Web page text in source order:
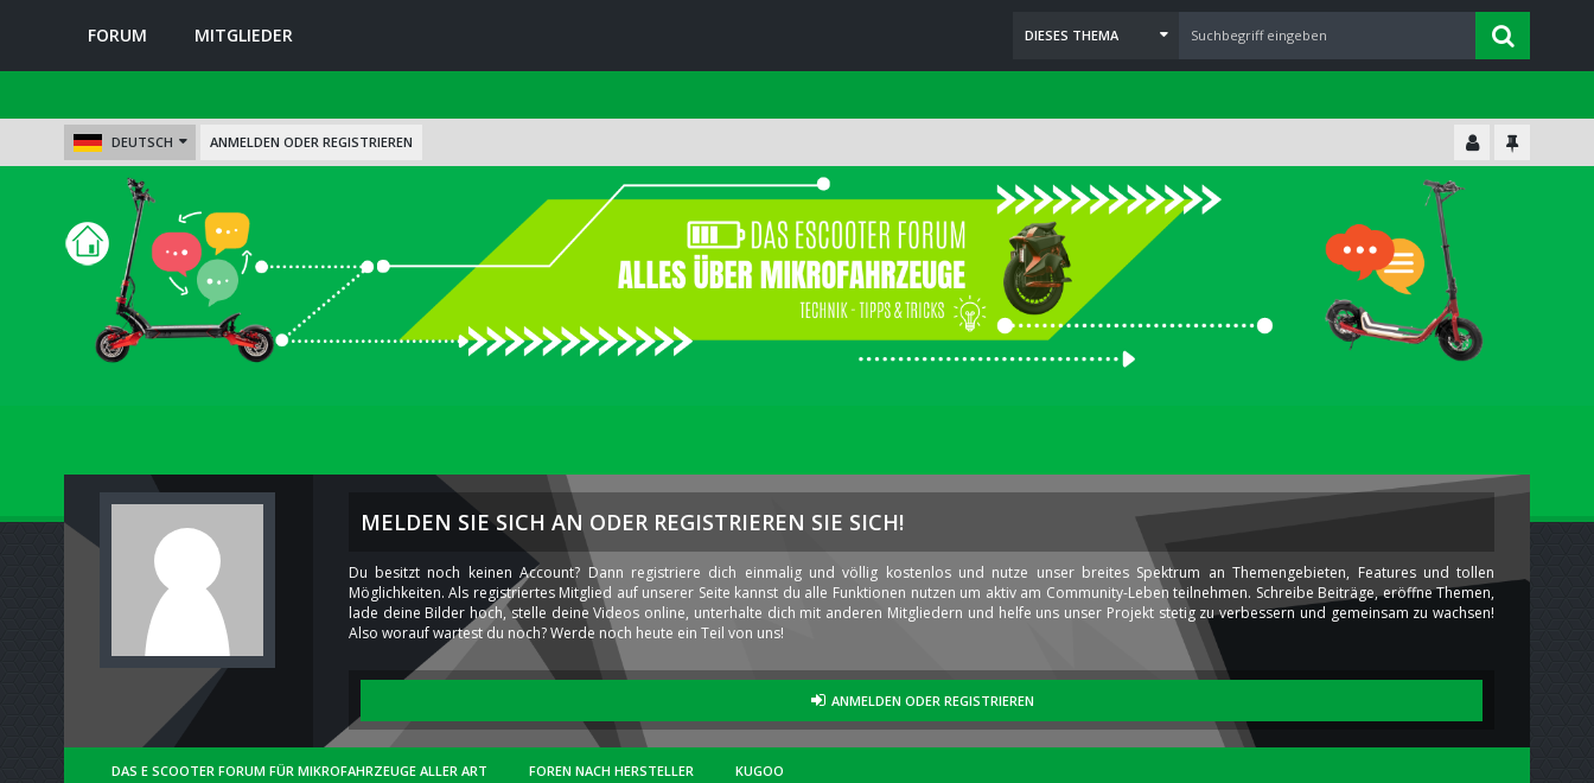
FORUM MITGLIEDER DIESES THEMA
DEUTSCH ANMELDEN ODER REGISTRIEREN
MELDEN SIE SICH AN ODER REGISTRIEREN SIE SICH!
Du besitzt noch keinen Account? Dann registriere dich einmalig und völlig kostenlos und nutze unser breites Spektrum an Themengebieten, Features und tollen
Möglichkeiten. Als registriertes Mitglied auf unserer Seite kannst du alle Funktionen nutzen um aktiv am Community-Leben teilnehmen. Schreibe Beiträge, eröffne Themen,
lade deine Bilder hoch, stelle deine Videos online, unterhalte dich mit anderen Mitgliedern und helfe uns unser Projekt stetig zu verbessern und gemeinsam zu wachsen!
Also worauf wartest du noch? Werde noch heute ein Teil von uns!
ANMELDEN ODER REGISTRIEREN
DAS E SCOOTER FORUM FÜR MIKROFAHRZEUGE ALLER ART FOREN NACH HERSTELLER KUGOO